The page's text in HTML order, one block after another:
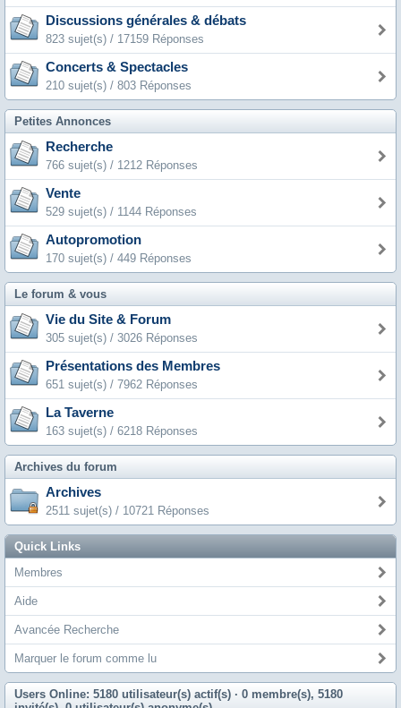
Discussions générales & débats
823 sujet(s) / 17159 Réponses
Concerts & Spectacles
210 sujet(s) / 803 Réponses
Petites Annonces
Recherche
766 sujet(s) / 1212 Réponses
Vente
529 sujet(s) / 1144 Réponses
Autopromotion
170 sujet(s) / 449 Réponses
Le forum & vous
Vie du Site & Forum
305 sujet(s) / 3026 Réponses
Présentations des Membres
651 sujet(s) / 7962 Réponses
La Taverne
163 sujet(s) / 6218 Réponses
Archives du forum
Archives
2511 sujet(s) / 10721 Réponses
Quick Links
Membres
Aide
Avancée Recherche
Marquer le forum comme lu
Users Online: 5180 utilisateur(s) actif(s) · 0 membre(s), 5180